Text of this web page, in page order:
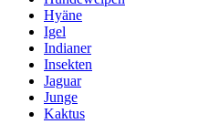
Hyäne
Igel
Indianer
Insekten
Jaguar
Junge
Kaktus